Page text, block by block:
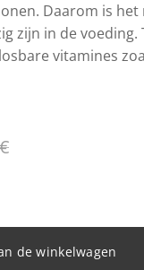
Daarom is
zijn in de voeding.
vitamines
de winkelwagen